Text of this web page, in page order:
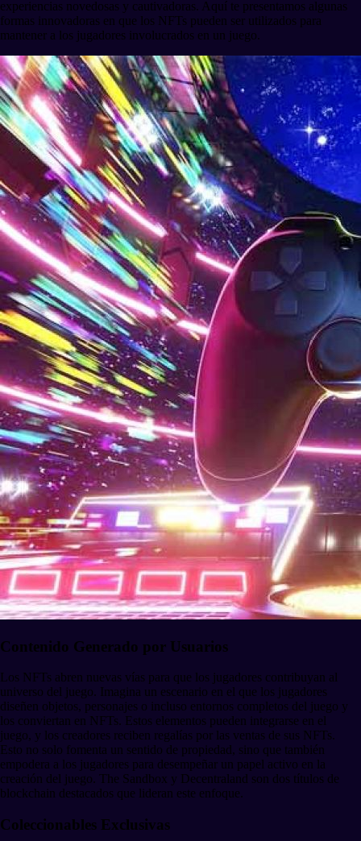
experiencias novedosas y cautivadoras. Aquí te presentamos algunas
formas innovadoras en que los NFTs pueden ser utilizados para
mantener a los jugadores involucrados en un juego.
Contenido Generado por Usuarios
Los NFTs abren nuevas vías para que los jugadores contribuyan al
universo del juego. Imagina un escenario en el que los jugadores
diseñen objetos, personajes o incluso entornos completos del juego y
los conviertan en NFTs. Estos elementos pueden integrarse en el
juego, y los creadores reciben regalías por las ventas de sus NFTs.
Esto no solo fomenta un sentido de propiedad, sino que también
empodera a los jugadores para desempeñar un papel activo en la
creación del juego. The Sandbox y Decentraland son dos títulos de
blockchain destacados que lideran este enfoque.
Coleccionables Exclusivas